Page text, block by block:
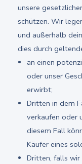
unsere
schützen. Wir
und außerhalb
dies durch
an einen
oder unser
erwirbt;
Dritten in dem
verkaufen oder
diesem Fall
Käufer eines
Dritten, falls wir